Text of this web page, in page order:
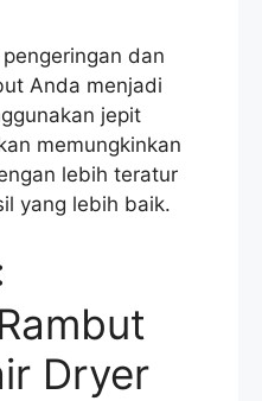
dan
Anda menjadi
jepit
memungkinkan
lebih teratur
yang lebih baik.
Dryer